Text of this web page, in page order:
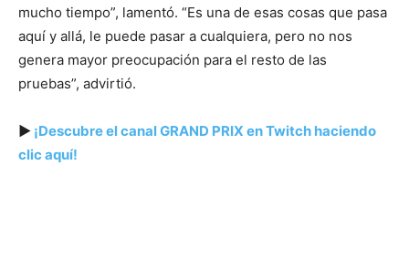
mucho tiempo”, lamentó. “Es una de esas cosas que pasa
aquí y allá, le puede pasar a cualquiera, pero no nos
genera mayor preocupación para el resto de las
pruebas”, advirtió.
▶️ ¡Descubre el canal GRAND PRIX en Twitch haciendo
clic aquí!